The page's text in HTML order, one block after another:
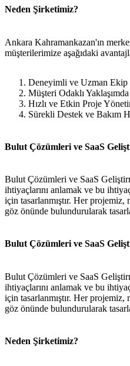
Neden Şirketimiz?
Ankara Kahramankazan'ın
müşterilerimize aşağıdaki
Deneyimli ve Uzman Ekip
Müşteri Odaklı
Hızlı ve Etkin Proje
Sürekli Destek ve Bakım
Bulut Çözümleri ve SaaS
Bulut Çözümleri ve SaaS
ihtiyaçlarını anlamak ve bu
için tasarlanmıştır. Her projemiz,
göz önünde bulundurularak
Bulut Çözümleri ve SaaS
Bulut Çözümleri ve SaaS
ihtiyaçlarını anlamak ve bu
için tasarlanmıştır. Her projemiz,
göz önünde bulundurularak
Neden Şirketimiz?